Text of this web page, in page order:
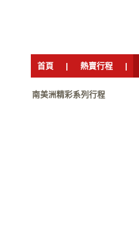
首頁 | 熱賣行程 |
南美洲精彩系列行程